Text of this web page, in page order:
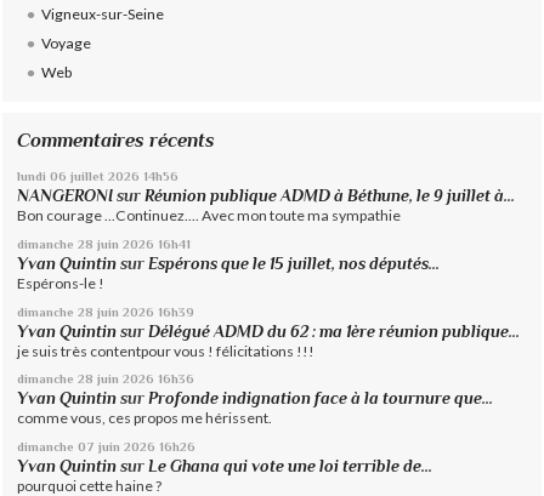
Vigneux-sur-Seine
Voyage
Web
Commentaires récents
lundi 06 juillet 2026 14h56
NANGERONI surRéunion publique ADMD à Béthune, le 9 juillet à...
Bon courage ...Continuez.... Avec mon toute ma sympathie
dimanche 28 juin 2026 16h41
Yvan Quintin surEspérons que le 15 juillet, nos députés...
Espérons-le !
dimanche 28 juin 2026 16h39
Yvan Quintin surDélégué ADMD du 62 : ma 1ère réunion publique...
je suis très contentpour vous ! félicitations !!!
dimanche 28 juin 2026 16h36
Yvan Quintin surProfonde indignation face à la tournure que...
comme vous, ces propos me hérissent.
dimanche 07 juin 2026 16h26
Yvan Quintin sur Le Ghana qui vote une loi terrible de...
pourquoi cette haine ?